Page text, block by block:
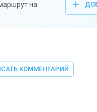
на
КОММЕНТАРИЙ